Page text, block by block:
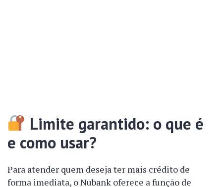
Limite garantido: o que é
e como usar?
Para atender quem deseja ter mais crédito de
forma imediata, o Nubank oferece a função de